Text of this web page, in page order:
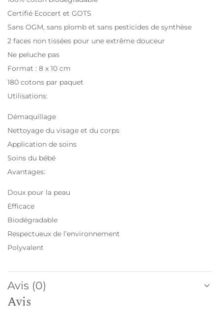
Certifié Ecocert et GOTS
Sans OGM, sans plomb et sans pesticides de synthèse
2 faces non tissées pour une extrême douceur
Ne peluche pas
Format : 8 x 10 cm
180 cotons par paquet
Utilisations:
Démaquillage
Nettoyage du visage et du corps
Application de soins
Soins du bébé
Avantages:
Doux pour la peau
Efficace
Biodégradable
Respectueux de l’environnement
Polyvalent
Avis (0)
Avis